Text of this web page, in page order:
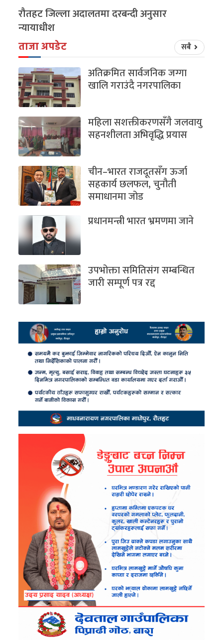
रौतहट जिल्ला अदालतमा दरबन्दी अनुसार
न्यायाधीश
ताजा अपडेट सबै
अतिक्रमित सार्वजनिक जग्गा
खालि गराउंदै नगरपालिका
महिला सशक्तीकरणसँगै जलवायु
सहनशीलता अभिवृद्धि प्रयास
चीन–भारत राजदूतसँग ऊर्जा
सहकार्य छलफल, चुनौती
समाधानमा जोड
प्रधानमन्त्री भारत भ्रमणमा जाने
उपभोक्ता समितिसंग सम्बन्धित
जारी सम्पूर्ण पत्र रद्द